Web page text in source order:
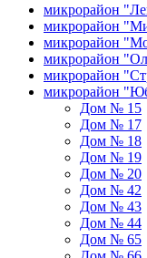
микрорайон
микрорайон
микрорайон
микрорайон
микрорайон
микрорайон
Дом № 15
Дом № 17
Дом № 18
Дом № 19
Дом № 20
Дом № 42
Дом № 43
Дом № 44
Дом № 65